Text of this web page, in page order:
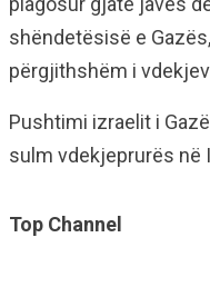
shëndetësisë e
përgjithshëm i
Pushtimi izraelit i
sulm vdekjeprurës në
Top Channel